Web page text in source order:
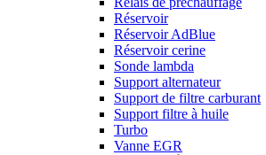
Réservoir
Réservoir AdBlue
Réservoir cerine
Sonde lambda
Support alternateur
Support de filtre carburant
Support filtre à huile
Turbo
Vanne EGR